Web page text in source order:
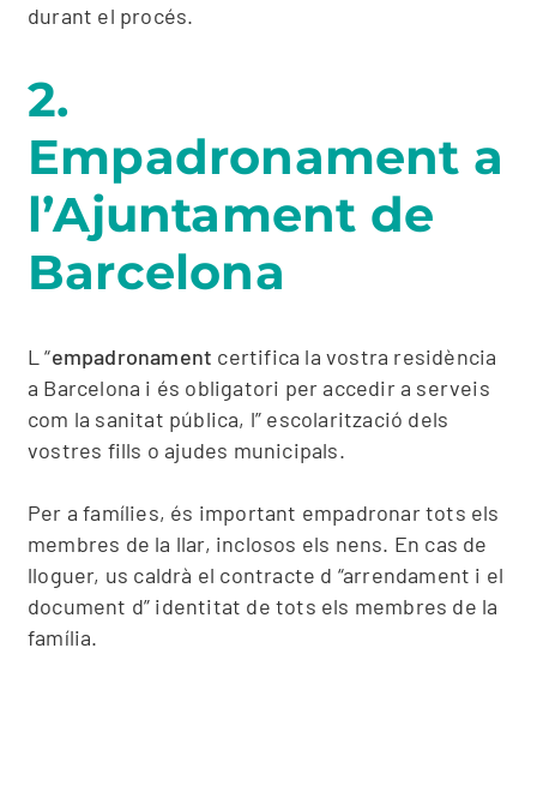
durant el procés.
2.
Empadronament a
l’Ajuntament de
Barcelona
L “empadronament certifica la vostra residència
a Barcelona i és obligatori per accedir a serveis
com la sanitat pública, l” escolarització dels
vostres fills o ajudes municipals.
Per a famílies, és important empadronar tots els
membres de la llar, inclosos els nens. En cas de
lloguer, us caldrà el contracte d “arrendament i el
document d” identitat de tots els membres de la
família.